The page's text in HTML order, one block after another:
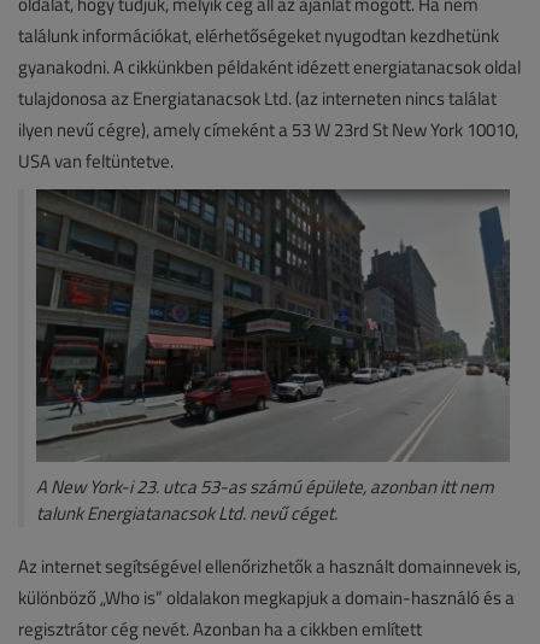
találunk információkat, elérhetőségeket nyugodtan kezdhetünk
gyanakodni. A cikkünkben példaként idézett energiatanacsok oldal
tulajdonosa az Energiatanacsok Ltd. (az interneten nincs találat
ilyen nevű cégre), amely címeként a 53 W 23rd St New York 10010,
USA van feltüntetve.
A New York-i 23. utca 53-as számú épülete, azonban itt nem
talunk Energiatanacsok Ltd. nevű céget.
Az internet segítségével ellenőrizhetők a használt domainnevek is,
különböző „Who is” oldalakon megkapjuk a domain-használó és a
regisztrátor cég nevét. Azonban ha a cikkben említett